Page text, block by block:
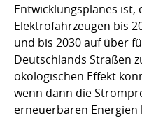
Entwicklungsplanes ist,
Elektrofahrzeugen bis
und bis 2030 auf über
Deutschlands Straßen
ökologischen Effekt
wenn dann die
erneuerbaren Energien